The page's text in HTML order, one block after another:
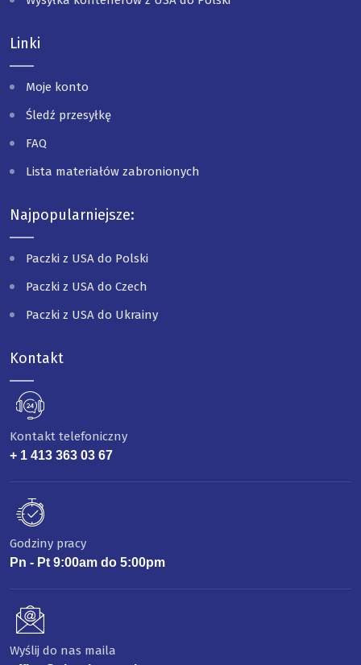
Linki
Moje konto
Śledź przesyłkę
FAQ
Lista materiałów zabronionych
Najpopularniejsze:
Paczki z USA do Polski
Paczki z USA do Czech
Paczki z USA do Ukrainy
Kontakt
Kontakt telefoniczny
+ 1 413 363 03 67
Godziny pracy
Pn - Pt 9:00am do 5:00pm
Wyślij do nas maila